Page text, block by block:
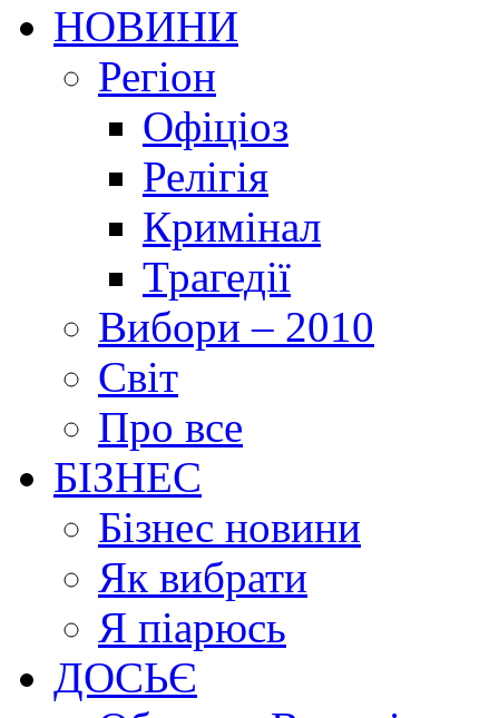
НОВИНИ
Регіон
Офіціоз
Релігія
Кримінал
Трагедії
Вибори – 2010
Світ
Про все
БІЗНЕС
Бізнес новини
Як вибрати
Я піарюсь
ДОСЬЄ